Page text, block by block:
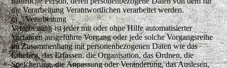
die Verarbeitung Verantwortlichen verarbeitet werden.
c) Verarbeitung
Verarbeitung ist jeder mit oder ohne Hilfe automatisierter
Verfahren ausgeführte Vorgang oder jede solche Vorgangsreihe
im Zusammenhang mit personenbezogenen Daten wie das
Erheben, das Erfassen, die Organisation, das Ordnen, die
Speicherung, die Anpassung oder Veränderung, das Auslesen,